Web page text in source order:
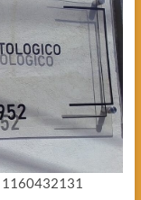
1160432131